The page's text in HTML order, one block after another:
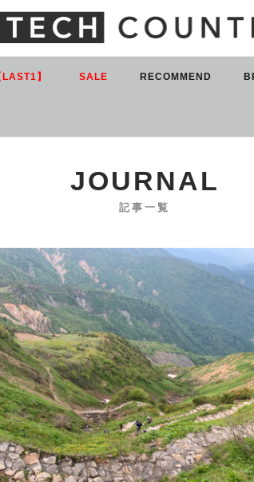
LAST1】 SALE RECOMMEND
JOURNAL
記事一覧